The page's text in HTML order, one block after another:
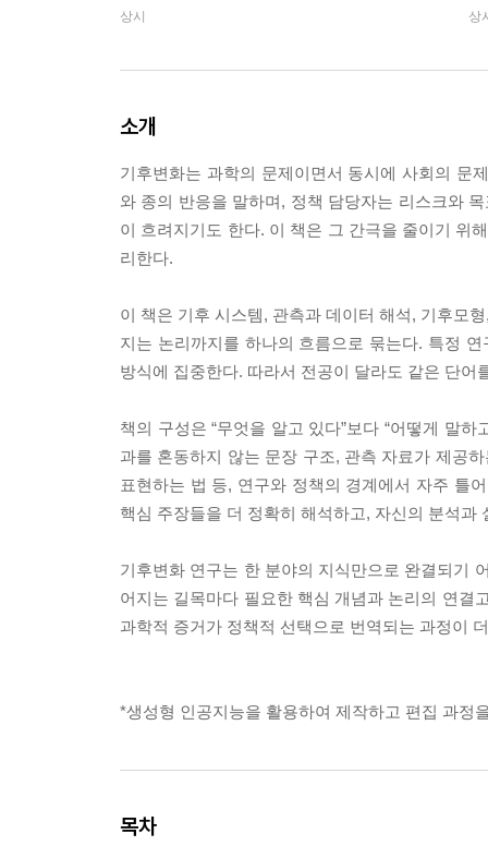
상시 상
소개
기후변화는 과학의 문제이면서 동시에 사회의 문
와 종의 반응을 말하며, 정책 담당자는 리스크와
이 흐려지기도 한다. 이 책은 그 간극을 줄이기 위
리한다.
이 책은 기후 시스템, 관측과 데이터 해석, 기후모
지는 논리까지를 하나의 흐름으로 묶는다. 특정
방식에 집중한다. 따라서 전공이 달라도 같은 단
책의 구성은 “무엇을 알고 있다”보다 “어떻게 말
과를 혼동하지 않는 문장 구조, 관측 자료가 제공
표현하는 법 등, 연구와 정책의 경계에서 자주 틀
핵심 주장들을 더 정확히 해석하고, 자신의 분석
기후변화 연구는 한 분야의 지식만으로 완결되기
어지는 길목마다 필요한 핵심 개념과 논리의 연결
과학적 증거가 정책적 선택으로 번역되는 과정이
*생성형 인공지능을 활용하여 제작하고 편집 과정
목차